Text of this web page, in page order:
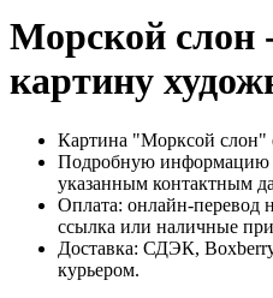
Морской слон
картину
Картина "Морксой слон"
Подробную информацию
указанным контактным
Оплата: онлайн-перевод
ссылка или наличные при
Доставка: СДЭК,
курьером.